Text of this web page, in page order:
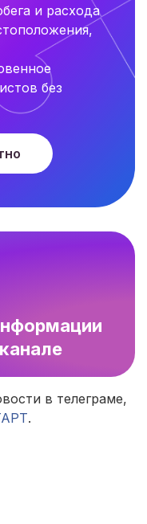
и расхода
без
в телеграме,
.